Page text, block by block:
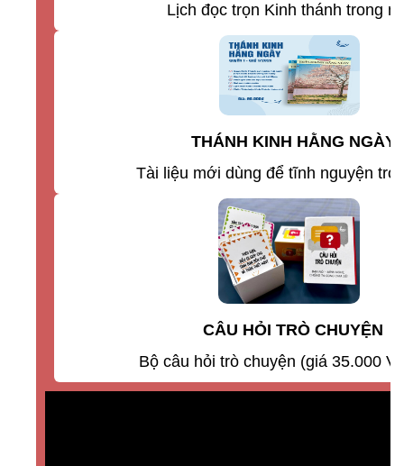
THÁNH KINH HẰNG NGÀY
Tài liệu mới dùng để tĩnh nguyện
Lịch đọc trọn Kinh thánh trong
CÂU HỎI TRÒ CHUYỆN
Bộ câu hỏi trò chuyện (giá 35.000